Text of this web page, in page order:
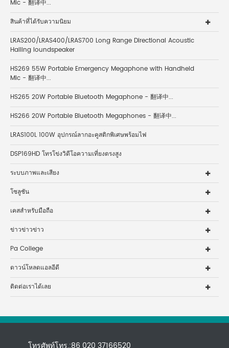
Mic - 翻译中...
สินค้าที่ได้รับความนิยม
LRAS200/LRAS400/LRAS700 Long Range Directional Acoustic
Hailing loundspeaker
HS269 55W Portable Emergency Megaphone with Handheld
Mic - 翻译中...
HS265 20W Portable Bluetooth Megaphone - 翻译中...
HS266 20W Portable Bluetooth Megaphones - 翻译中...
LRAS100L 100W อุปกรณ์ลากอะคูสติกพิเศษพร้อมไฟ
DSP169HD โทรโข่งวิดีโอความเที่ยงตรงสูง
ระบบภาพและเสียง
โซลูชัน
เคสสำหรับมือถือ
ข่าวข่าวข่าว
Pa College
ดาวน์โหลดแอลอีดี
ติดต่อเราได้เลย